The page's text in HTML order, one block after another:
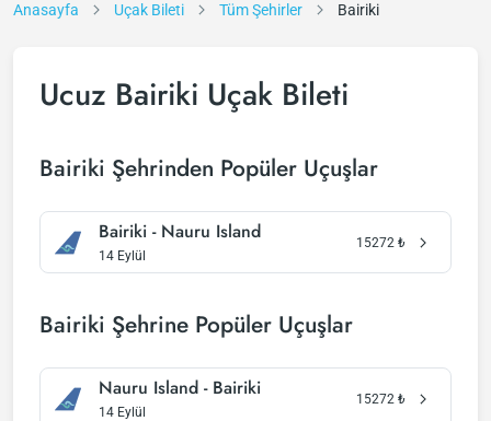
Anasayfa Uçak Bileti Tüm Şehirler Bairiki
Ucuz Bairiki Uçak Bileti
Bairiki Şehrinden Popüler Uçuşlar
Bairiki - Nauru Island
14 Eylül
15272 ₺
Bairiki Şehrine Popüler Uçuşlar
Nauru Island - Bairiki
14 Eylül
15272 ₺